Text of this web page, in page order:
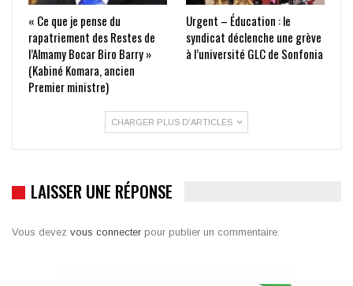
« Ce que je pense du
rapatriement des Restes de
l’Almamy Bocar Biro Barry »
(Kabiné Komara, ancien
Premier ministre)
Urgent – Éducation : le
syndicat déclenche une grève
à l’université GLC de Sonfonia
CHARGER PLUS D'ARTICLES
LAISSER UNE RÉPONSE
Vous devez vous connecter pour publier un commentaire.